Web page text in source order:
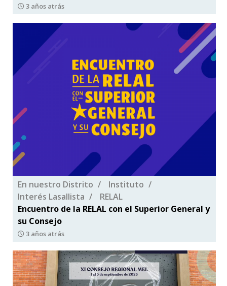
3 años atrás
En nuestro Distrito
Instituto
Interés Lasallista
RELAL
Encuentro de la RELAL con el Superior General y
su Consejo
3 años atrás